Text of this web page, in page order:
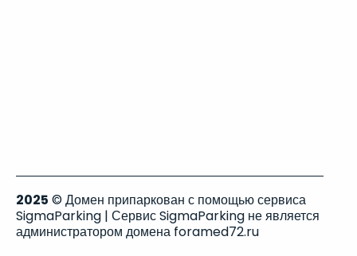
2025 © Домен припаркован с помощью сервиса
SigmaParking | Сервис SigmaParking не является
администратором домена foramed72.ru